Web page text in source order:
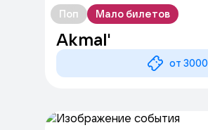
Поп Мало билетов
Akmal'
от